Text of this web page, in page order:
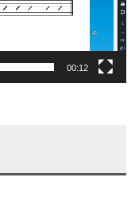
00:12